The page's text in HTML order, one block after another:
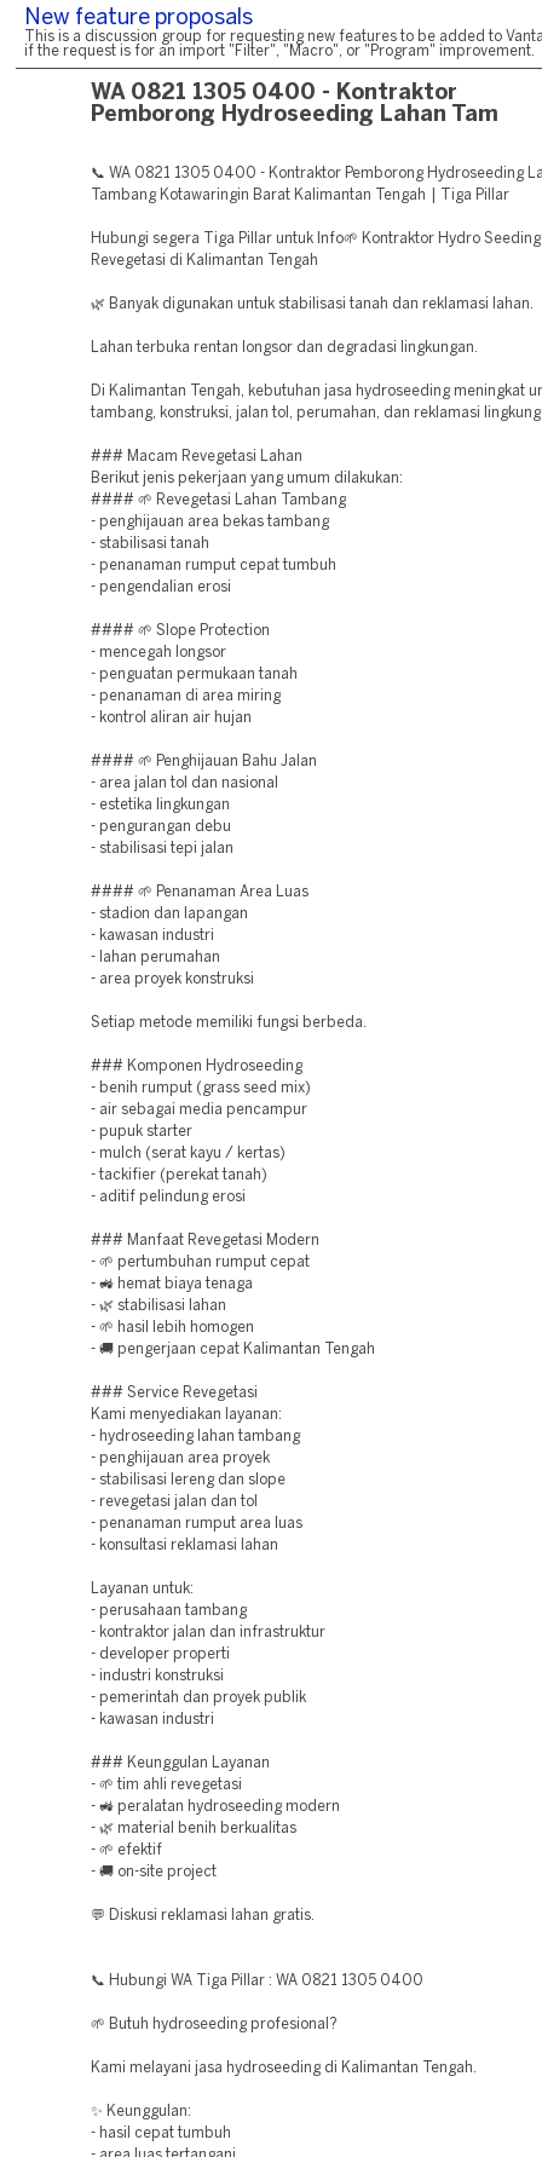
New feature proposals
This is a discussion group for requesting new features to be added to
if the request is for an import "Filter", "Macro", or "Program" improvement.
WA 0821 1305 0400 - Kontraktor
Pemborong Hydroseeding Lahan Tam
📞 WA 0821 1305 0400 - Kontraktor Pemborong Hydroseeding
Tambang Kotawaringin Barat Kalimantan Tengah | Tiga Pillar
Hubungi segera Tiga Pillar untuk Info🌱 Kontraktor Hydro
Revegetasi di Kalimantan Tengah
🌿 Banyak digunakan untuk stabilisasi tanah dan reklamasi lahan.
Lahan terbuka rentan longsor dan degradasi lingkungan.
Di Kalimantan Tengah, kebutuhan jasa hydroseeding meningkat
tambang, konstruksi, jalan tol, perumahan, dan reklamasi
### Macam Revegetasi Lahan
Berikut jenis pekerjaan yang umum dilakukan:
#### 🌱 Revegetasi Lahan Tambang
- penghijauan area bekas tambang
- stabilisasi tanah
- penanaman rumput cepat tumbuh
- pengendalian erosi
#### 🌱 Slope Protection
- mencegah longsor
- penguatan permukaan tanah
- penanaman di area miring
- kontrol aliran air hujan
#### 🌱 Penghijauan Bahu Jalan
- area jalan tol dan nasional
- estetika lingkungan
- pengurangan debu
- stabilisasi tepi jalan
#### 🌱 Penanaman Area Luas
- stadion dan lapangan
- kawasan industri
- lahan perumahan
- area proyek konstruksi
Setiap metode memiliki fungsi berbeda.
### Komponen Hydroseeding
- benih rumput (grass seed mix)
- air sebagai media pencampur
- pupuk starter
- mulch (serat kayu / kertas)
- tackifier (perekat tanah)
- aditif pelindung erosi
### Manfaat Revegetasi Modern
- 🌱 pertumbuhan rumput cepat
- 🚜 hemat biaya tenaga
- 🌿 stabilisasi lahan
- 🌱 hasil lebih homogen
- 🚚 pengerjaan cepat Kalimantan Tengah
### Service Revegetasi
Kami menyediakan layanan:
- hydroseeding lahan tambang
- penghijauan area proyek
- stabilisasi lereng dan slope
- revegetasi jalan dan tol
- penanaman rumput area luas
- konsultasi reklamasi lahan
Layanan untuk:
- perusahaan tambang
- kontraktor jalan dan infrastruktur
- developer properti
- industri konstruksi
- pemerintah dan proyek publik
- kawasan industri
### Keunggulan Layanan
- 🌱 tim ahli revegetasi
- 🚜 peralatan hydroseeding modern
- 🌿 material benih berkualitas
- 🌱 efektif
- 🚚 on-site project
💬 Diskusi reklamasi lahan gratis.
📞 Hubungi WA Tiga Pillar : WA 0821 1305 0400
🌱 Butuh hydroseeding profesional?
Kami melayani jasa hydroseeding di Kalimantan Tengah.
✨ Keunggulan:
- hasil cepat tumbuh